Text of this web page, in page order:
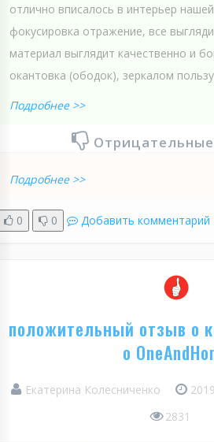
отлично вписалось в интерьер
фокусировка отражение, все
материал выглядит качественно и
окантовка (ободок), зеркалом
Подробнее >>
Подробнее >>
0 0 Добавить комментарий
положительный отзыв о
о
Екатерина Колесниченко
2831